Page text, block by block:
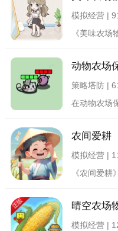
模拟经营 |
动物农场
策略塔防 |
农间爱耕
模拟经营 |
晴空农场
模拟经营 |